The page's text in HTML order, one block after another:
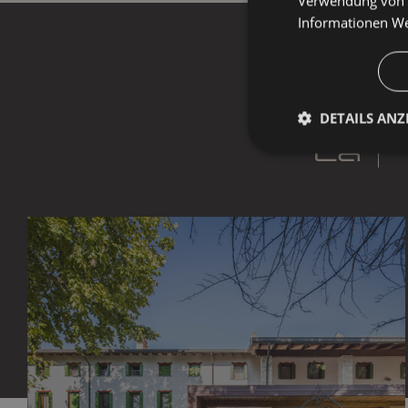
Informationen
DETAILS
Unbedingt
erforderlich
Unbedingt
Kontoverwaltung.
Name